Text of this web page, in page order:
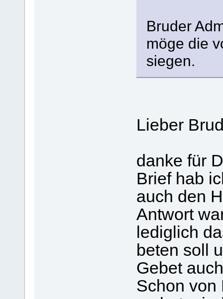
Bruder
möge die
siegen.
Lieber
danke für
Brief hab
auch den
Antwort
lediglich
beten soll
Gebet
Schon von